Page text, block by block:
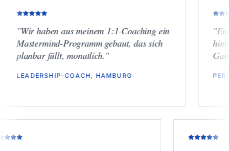
haben aus meinem 1:1-Coaching ein
Programm gebaut, das sich
füllt, monatlich."
COACH, HAMBURG
Endlich
hinterfragt.
PERSONAL